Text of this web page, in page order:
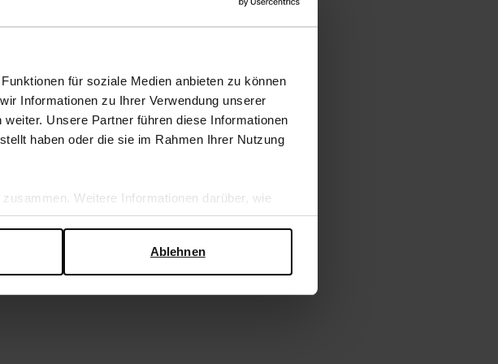
für soziale Medien anbieten zu können
Informationen zu Ihrer Verwendung unserer
Unsere Partner führen diese Informationen
haben oder die sie im Rahmen Ihrer Nutzung
Weitere Informationen darüber, wie
Seite zur geschäftlichen Sicherheit und zum
Ablehnen